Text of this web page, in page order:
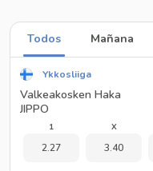
Todos Mañana
Ykkosliiga
Valkeakosken Haka
JIPPO
1
2.27
X
3.40